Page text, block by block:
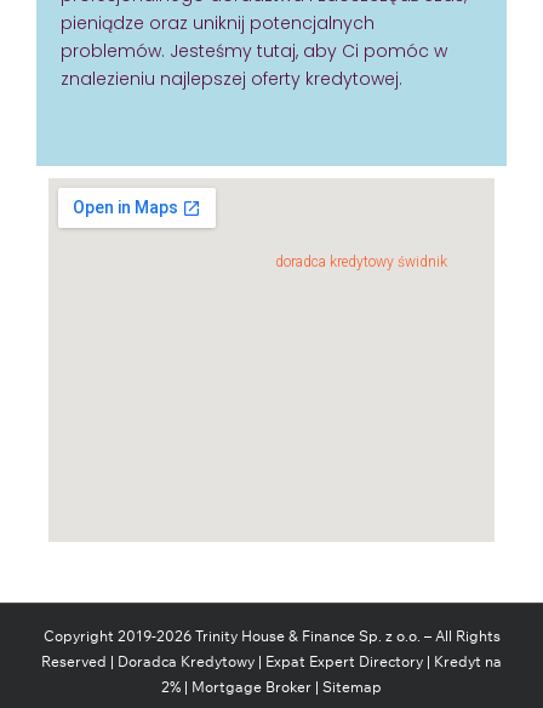
pieniądze oraz uniknij potencjalnych
problemów. Jesteśmy tutaj, aby Ci pomóc w
znalezieniu najlepszej oferty kredytowej.
doradca kredytowy świdnik
Copyright 2019-2026Trinity House & Finance Sp. z o.o. – All Rights
Reserved | Doradca Kredytowy | Expat Expert Directory | Kredyt na
2% | Mortgage Broker | Sitemap